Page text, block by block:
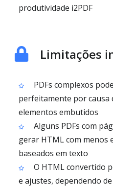
produtividade i2PDF
Limitações
PDFs complexos
perfeitamente por causa
elementos embutidos
Alguns PDFs com
gerar HTML com menos
baseados em texto
O HTML convertido
e ajustes, dependendo